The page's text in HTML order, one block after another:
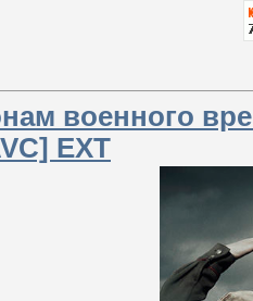
военного
EXT